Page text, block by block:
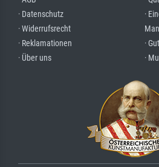
· Datenschutz
· Widerrufsrecht
· Reklamationen
· Über uns
·
·
·